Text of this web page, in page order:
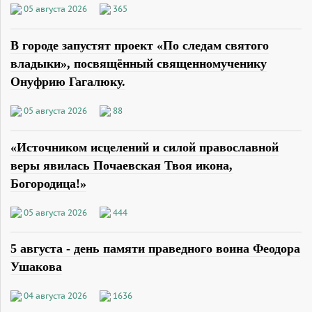
05 августа 2026 365
В городе запустят проект «По следам святого
владыки», посвящённый священномученику
Онуфрию Гагалюку.
05 августа 2026 88
«Источником исцелений и силой православной
веры явилась Почаевская Твоя икона,
Богородица!»
05 августа 2026 444
5 августа - день памяти праведного воина Феодора
Ушакова
04 августа 2026 1636